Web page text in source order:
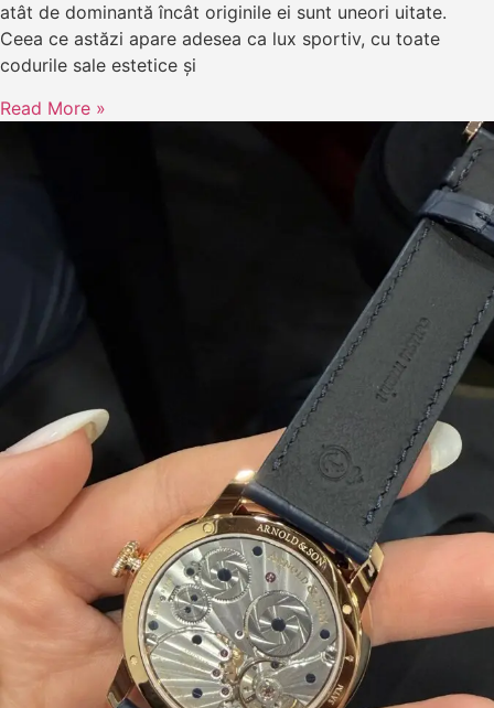
atât de dominantă încât originile ei sunt uneori uitate.
Ceea ce astăzi apare adesea ca lux sportiv, cu toate
codurile sale estetice și
Read More »